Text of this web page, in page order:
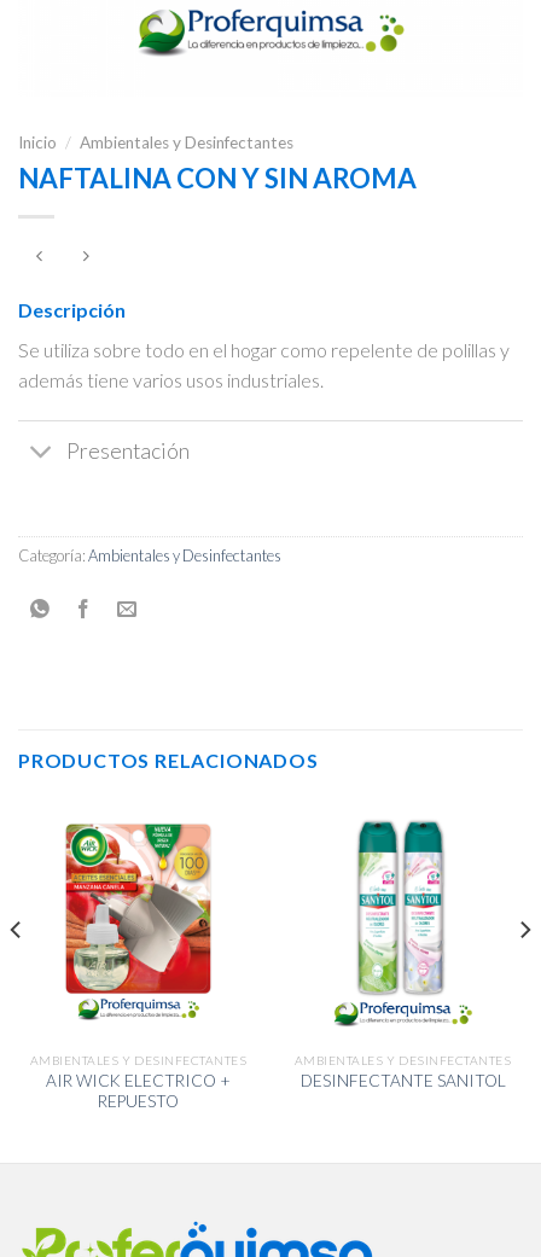
Inicio / Ambientales y Desinfectantes
NAFTALINA CON Y SIN AROMA
Descripción
Se utiliza sobre todo en el hogar como repelente de polillas y
además tiene varios usos industriales.
Presentación
Categoría:Ambientales y Desinfectantes
PRODUCTOS RELACIONADOS
AMBIENTALES Y DESINFECTANTES
AIR WICK ELECTRICO +
REPUESTO
AMBIENTALES Y DESINFECTANTES
DESINFECTANTE SANITOL